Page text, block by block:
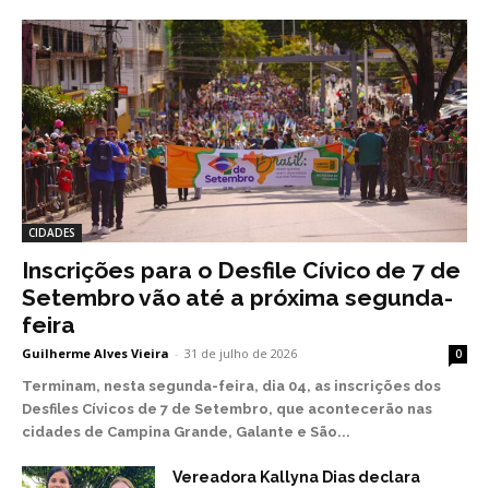
CIDADES
Inscrições para o Desfile Cívico de 7 de
Setembro vão até a próxima segunda-
feira
Guilherme Alves Vieira - 31 de julho de 2026 0
Terminam, nesta segunda-feira, dia 04, as inscrições dos
Desfiles Cívicos de 7 de Setembro, que acontecerão nas
cidades de Campina Grande, Galante e São...
Vereadora Kallyna Dias declara